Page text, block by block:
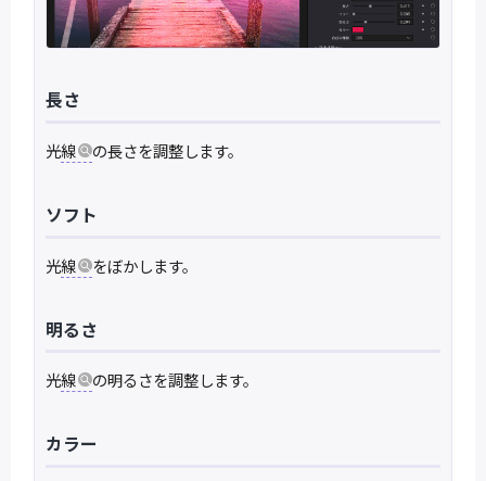
長さ
光線 の長さを調整します。
ソフト
光線 をぼかします。
明るさ
光線 の明るさを調整します。
カラー